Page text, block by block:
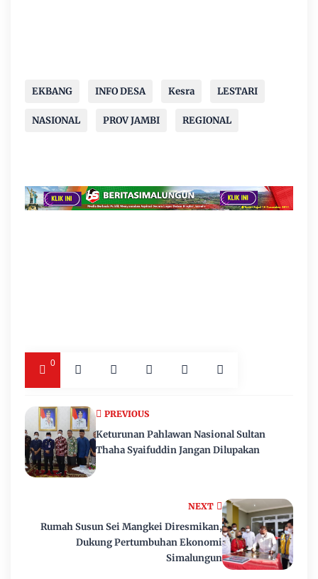
EKBANG INFO DESA Kesra LESTARI
NASIONAL PROV JAMBI REGIONAL
0
NEXT
Rumah Susun Sei Mangkei Diresmikan,
Dukung Pertumbuhan Ekonomi
Simalungun
PREVIOUS
Keturunan Pahlawan Nasional Sultan
Thaha Syaifuddin Jangan Dilupakan